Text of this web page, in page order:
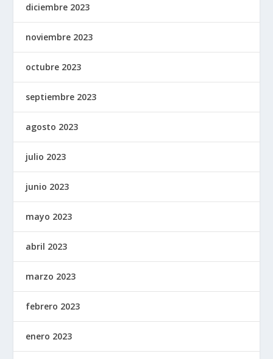
diciembre 2023
noviembre 2023
octubre 2023
septiembre 2023
agosto 2023
julio 2023
junio 2023
mayo 2023
abril 2023
marzo 2023
febrero 2023
enero 2023